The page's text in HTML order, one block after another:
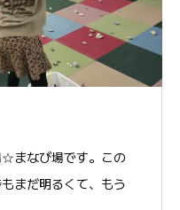
まなび場です。この
まだ明るくて、もう